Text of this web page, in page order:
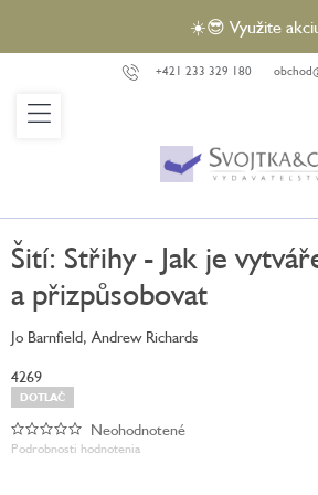
obsah
☀️😎 Využite akciu
+421 233 329 180
Šití: Střihy - Jak je
a přizpůsobovat
Jo Barnfield, Andrew Richards
4269
Podrobnosti hodnotenia
DOTLAČ
Priemerné
hodnotenie
Neohodnotené